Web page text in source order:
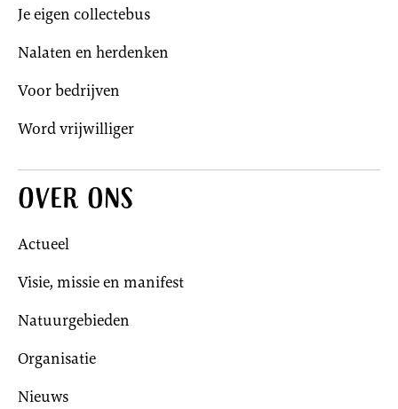
Je eigen collectebus
Nalaten en herdenken
Voor bedrijven
Word vrijwilliger
Over ons
Actueel
Visie, missie en manifest
Natuurgebieden
Organisatie
Nieuws